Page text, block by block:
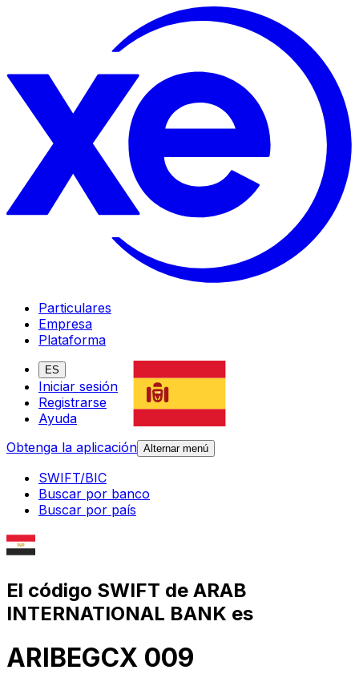
Particulares
Empresa
Plataforma
ES
Iniciar sesión
Registrarse
Ayuda
Obtenga la aplicación Alternar menú
SWIFT/BIC
Buscar por banco
Buscar por país
El código SWIFT de ARAB
INTERNATIONAL BANK es
ARIBEGCX 009